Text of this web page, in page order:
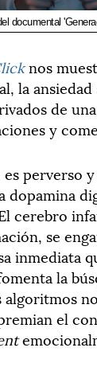
documental
nos
la
de
y
es perverso
dopamina
cerebro
se
inmediata
la
algoritmos
el